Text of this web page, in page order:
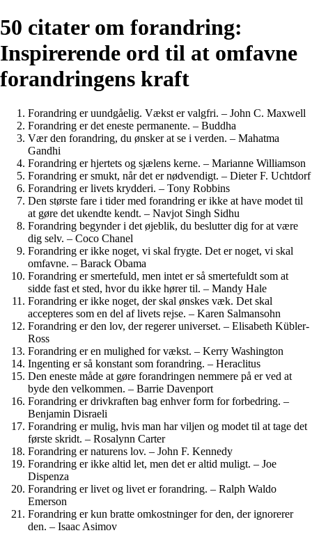
50 citater om forandring:
Inspirerende ord til at omfavne
forandringens kraft
Forandring er uundgåelig. Vækst er valgfri. – John C. Maxwell
Forandring er det eneste permanente. – Buddha
Vær den forandring, du ønsker at se i verden. – Mahatma
Gandhi
Forandring er hjertets og sjælens kerne. – Marianne Williamson
Forandring er smukt, når det er nødvendigt. – Dieter F. Uchtdorf
Forandring er livets krydderi. – Tony Robbins
Den største fare i tider med forandring er ikke at have modet til
at gøre det ukendte kendt. – Navjot Singh Sidhu
Forandring begynder i det øjeblik, du beslutter dig for at være
dig selv. – Coco Chanel
Forandring er ikke noget, vi skal frygte. Det er noget, vi skal
omfavne. – Barack Obama
Forandring er smertefuld, men intet er så smertefuldt som at
sidde fast et sted, hvor du ikke hører til. – Mandy Hale
Forandring er ikke noget, der skal ønskes væk. Det skal
accepteres som en del af livets rejse. – Karen Salmansohn
Forandring er den lov, der regerer universet. – Elisabeth Kübler-
Ross
Forandring er en mulighed for vækst. – Kerry Washington
Ingenting er så konstant som forandring. – Heraclitus
Den eneste måde at gøre forandringen nemmere på er ved at
byde den velkommen. – Barrie Davenport
Forandring er drivkraften bag enhver form for forbedring. –
Benjamin Disraeli
Forandring er mulig, hvis man har viljen og modet til at tage det
første skridt. – Rosalynn Carter
Forandring er naturens lov. – John F. Kennedy
Forandring er ikke altid let, men det er altid muligt. – Joe
Dispenza
Forandring er livet og livet er forandring. – Ralph Waldo
Emerson
Forandring er kun bratte omkostninger for den, der ignorerer
den. – Isaac Asimov